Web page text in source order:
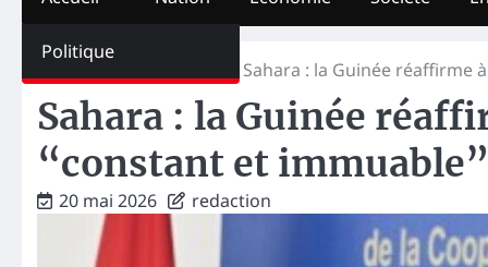
Politique
Sahara : la Guinée réaffirme
Sahara : la Guinée
“constant et immuable”
20 mai 2026 redaction